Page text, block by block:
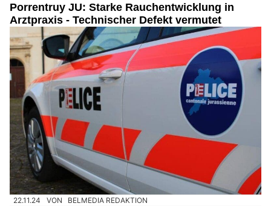
Porrentruy JU: Starke Rauchentwicklung in
Arztpraxis - Technischer Defekt vermutet
22.11.24 VON BELMEDIA REDAKTION